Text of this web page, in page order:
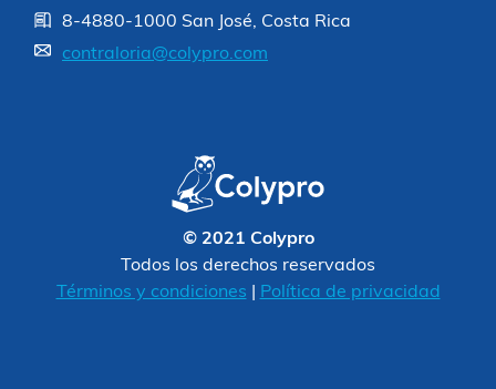
8-4880-1000 San José, Costa Rica
contraloria@colypro.com
© 2021 Colypro
Todos los derechos reservados
Términos y condiciones
Política de privacidad